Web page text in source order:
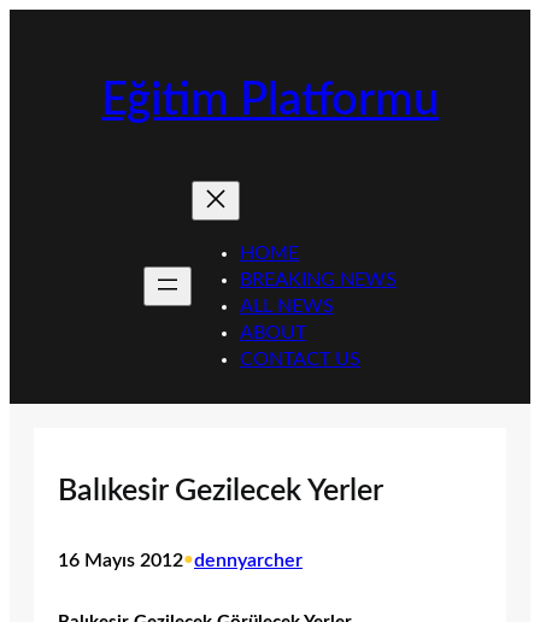
Eğitim Platformu
HOME
BREAKING NEWS
ALL NEWS
ABOUT
CONTACT US
Balıkesir Gezilecek Yerler
16 Mayıs 2012•dennyarcher